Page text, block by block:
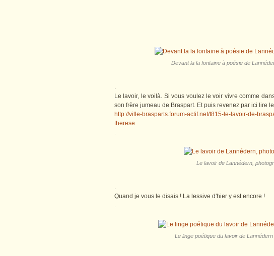
Devant la la fontaine à poésie de
.
Le lavoir, le voilà. Si vous voulez le voir vivre comme
son frère jumeau de Braspart. Et puis revenez par ici lire
http://ville-brasparts.forum-actif.net/t815-le-lavoir-de-
therese
.
Le lavoir de Lannédern,
.
Quand je vous le disais ! La lessive d'hier y est encore !
.
Le linge poétique du lavoir de